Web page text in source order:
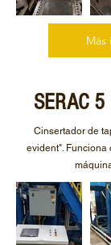
Más
SERAC
Cinsertador de
evident". Funciona